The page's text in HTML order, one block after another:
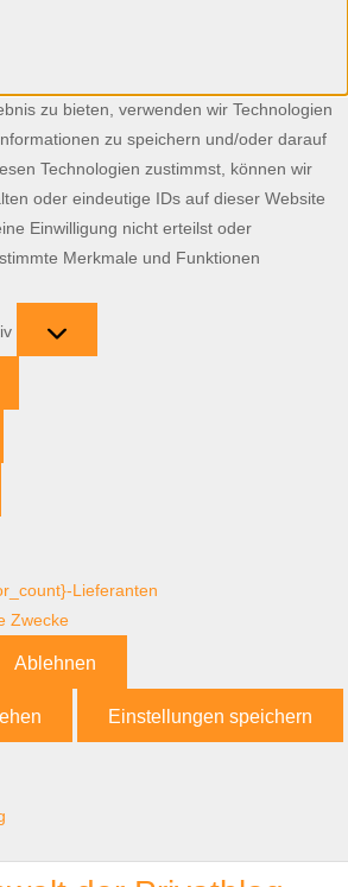
zu bieten, verwenden wir Technologien
zu speichern und/oder darauf
Technologien zustimmst, können wir
oder eindeutige IDs auf dieser Website
Einwilligung nicht erteilst oder
Merkmale und Funktionen
Lieferanten
Zwecke
Ablehnen
Einstellungen speichern